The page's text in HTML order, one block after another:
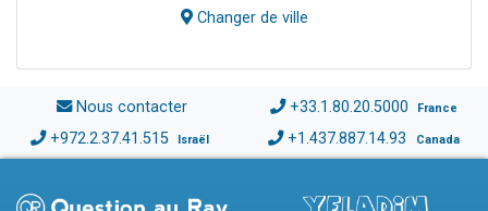
Changer de ville
Nous contacter +33.1.80.20.5000 France
+972.2.37.41.515 Israël +1.437.887.14.93 Canada